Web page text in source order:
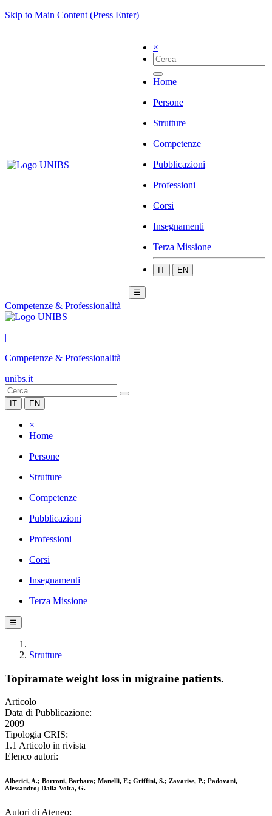
Skip to Main Content (Press Enter)
×
Home
Persone
Strutture
Competenze
Pubblicazioni
Professioni
Corsi
Insegnamenti
Terza Missione
IT EN
☰
Competenze & Professionalità
|
Competenze & Professionalità
unibs.it
IT EN
×
Home
Persone
Strutture
Competenze
Pubblicazioni
Professioni
Corsi
Insegnamenti
Terza Missione
☰
Strutture
Topiramate weight loss in migraine patients.
Articolo
Data di Pubblicazione:
2009
Tipologia CRIS:
1.1 Articolo in rivista
Elenco autori:
Alberici, A.; Borroni, Barbara; Manelli, F.; Griffini, S.; Zavarise, P.; Padovani,
Alessandro; Dalla Volta, G.
Autori di Ateneo: